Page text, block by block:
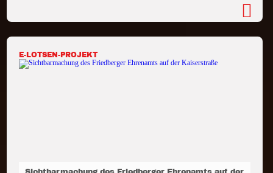
E-LOTSEN-PROJEKT